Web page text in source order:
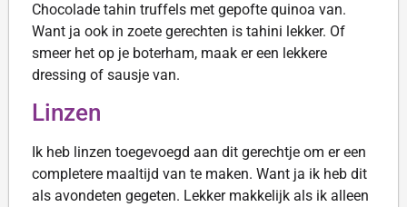
Chocolade tahin truffels met gepofte quinoa van.
Want ja ook in zoete gerechten is tahini lekker. Of
smeer het op je boterham, maak er een lekkere
dressing of sausje van.
Linzen
Ik heb linzen toegevoegd aan dit gerechtje om er een
completere maaltijd van te maken. Want ja ik heb dit
als avondeten gegeten. Lekker makkelijk als ik alleen